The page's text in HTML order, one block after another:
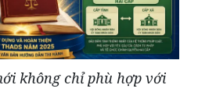
không chỉ phù hợp với